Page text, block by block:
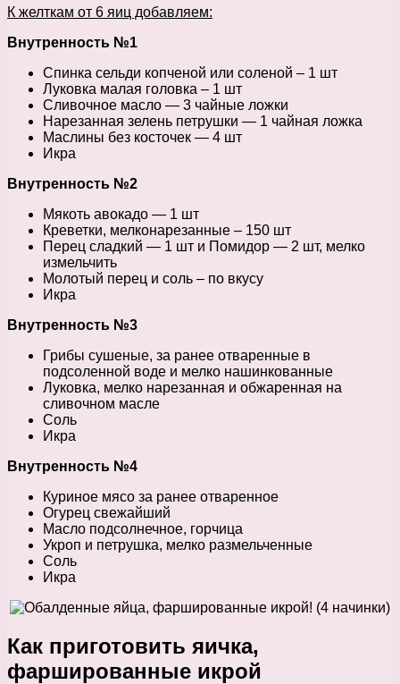
К желткам от 6 яиц добавляем:
Внутренность №1
Спинка сельди копченой или соленой – 1 шт
Луковка малая головка – 1 шт
Сливочное масло — 3 чайные ложки
Нарезанная зелень петрушки — 1 чайная ложка
Маслины без косточек — 4 шт
Икра
Внутренность №2
Мякоть авокадо — 1 шт
Креветки, мелконарезанные – 150 шт
Перец сладкий — 1 шт и Помидор — 2 шт, мелко
измельчить
Молотый перец и соль – по вкусу
Икра
Внутренность №3
Грибы сушеные, за ранее отваренные в
подсоленной воде и мелко нашинкованные
Луковка, мелко нарезанная и обжаренная на
сливочном масле
Соль
Икра
Внутренность №4
Куриное мясо за ранее отваренное
Огурец свежайший
Масло подсолнечное, горчица
Укроп и петрушка, мелко размельченные
Соль
Икра
Как приготовить яичка,
фаршированные икрой